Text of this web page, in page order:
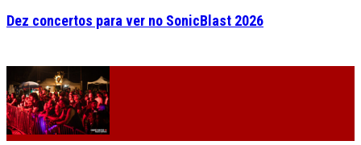
Dez concertos para ver no SonicBlast 2026